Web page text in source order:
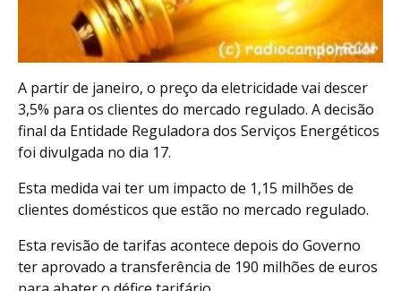
A partir de janeiro, o preço da eletricidade vai descer
3,5% para os clientes do mercado regulado. A decisão
final da Entidade Reguladora dos Serviços Energéticos
foi divulgada no dia 17.
Esta medida vai ter um impacto de 1,15 milhões de
clientes domésticos que estão no mercado regulado.
Esta revisão de tarifas acontece depois do Governo
ter aprovado a transferência de 190 milhões de euros